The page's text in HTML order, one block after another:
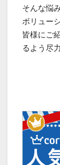
そんな悩
ボリュー
皆様にご
るよう尽